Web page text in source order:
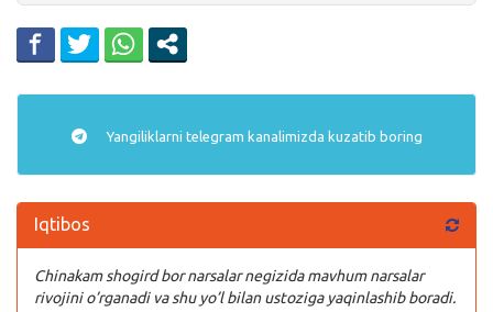
Yangiliklarni telegram kanalimizda kuzatib boring
Iqtibos
Chinakam shogird bor narsalar negizida mavhum narsalar
rivojini o’rganadi va shu yo’l bilan ustoziga yaqinlashib boradi.